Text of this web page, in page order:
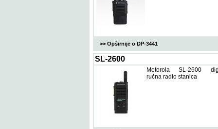
>> Opširnije o DP-3441
SL-2600
Motorola SL-2600
ručna radio stanica